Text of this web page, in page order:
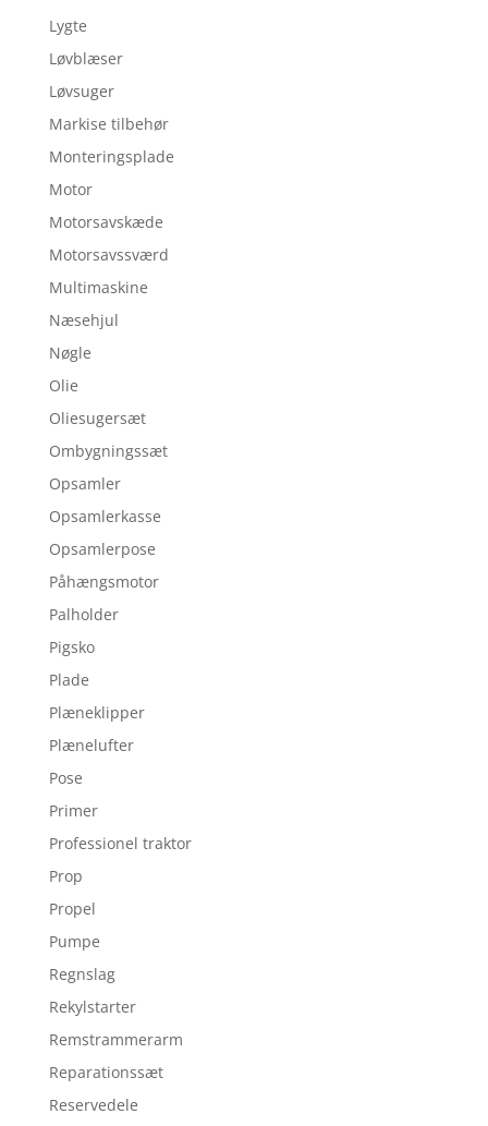
Lygte
Løvblæser
Løvsuger
Markise tilbehør
Monteringsplade
Motor
Motorsavskæde
Motorsavssværd
Multimaskine
Næsehjul
Nøgle
Olie
Oliesugersæt
Ombygningssæt
Opsamler
Opsamlerkasse
Opsamlerpose
Påhængsmotor
Palholder
Pigsko
Plade
Plæneklipper
Plænelufter
Pose
Primer
Professionel traktor
Prop
Propel
Pumpe
Regnslag
Rekylstarter
Remstrammerarm
Reparationssæt
Reservedele